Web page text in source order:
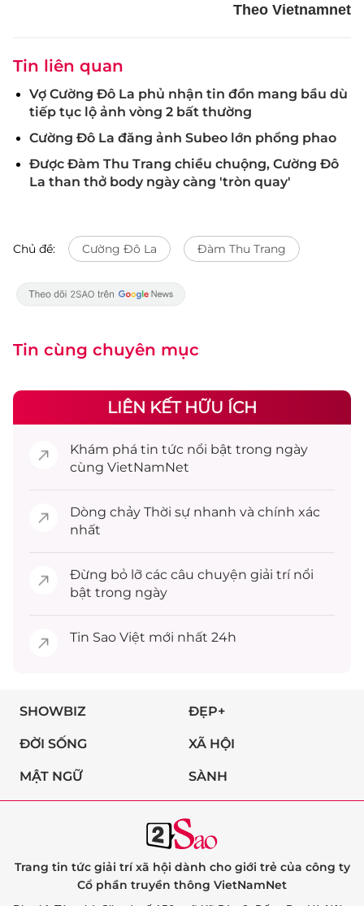
Theo Vietnamnet
Tin liên quan
Vợ Cường Đô La phủ nhận tin đồn mang bầu dù
tiếp tục lộ ảnh vòng 2 bất thường
Cường Đô La đăng ảnh Subeo lớn phổng phao
Được Đàm Thu Trang chiều chuộng, Cường Đô
La than thở body ngày càng 'tròn quay'
Chủ đề: Cường Đô La Đàm Thu Trang
Tin cùng chuyên mục
LIÊN KẾT HỮU ÍCH
Khám phá tin tức nổi bật trong ngày
cùng VietNamNet
Dòng chảy Thời sự nhanh và chính xác
nhất
Đừng bỏ lỡ các câu chuyện giải trínổi
bật trong ngày
Tin Sao Việt mới nhất 24h
SHOWBIZ ĐẸP+
ĐỜI SỐNG XÃ HỘI
MẬT NGỮ SÀNH
Trang tin tức giải trí xã hội dành cho giới trẻ của công ty
Cổ phần truyền thông VietNamNet